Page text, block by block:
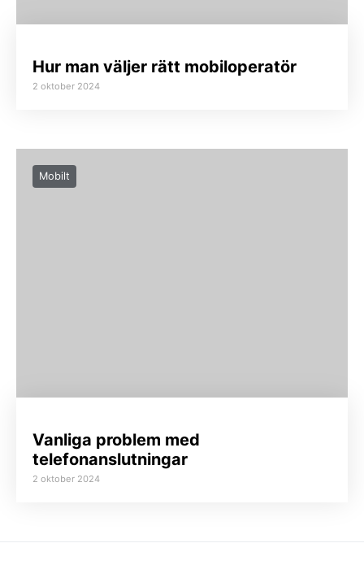
Hur man väljer rätt mobiloperatör
2 oktober 2024
Mobilt
Vanliga problem med
telefonanslutningar
2 oktober 2024